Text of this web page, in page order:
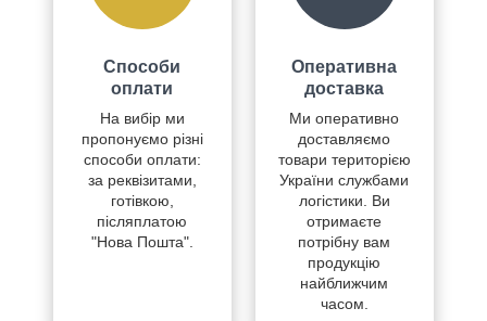
Способи
оплати
На вибір ми
пропонуємо різні
способи оплати:
за реквізитами,
готівкою,
післяплатою
"Нова Пошта".
Оперативна
доставка
Ми оперативно
доставляємо
товари територією
України службами
логістики. Ви
отримаєте
потрібну вам
продукцію
найближчим
часом.